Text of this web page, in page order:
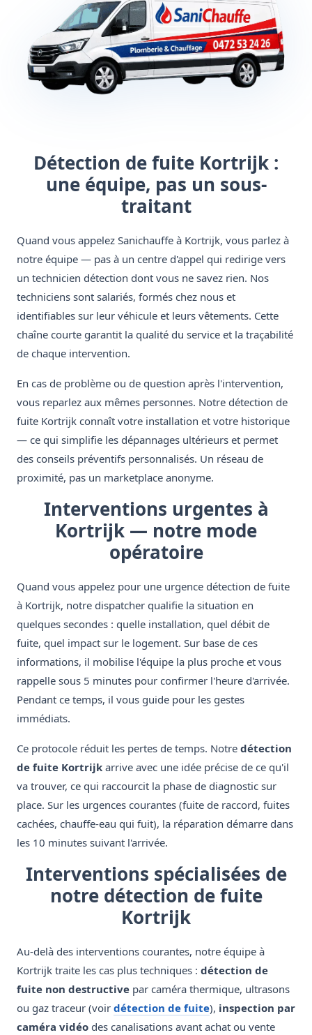
Détection de fuite Kortrijk :
une équipe, pas un sous-
traitant
Quand vous appelez Sanichauffe à Kortrijk, vous parlez à
notre équipe — pas à un centre d'appel qui redirige vers
un technicien détection dont vous ne savez rien. Nos
techniciens sont salariés, formés chez nous et
identifiables sur leur véhicule et leurs vêtements. Cette
chaîne courte garantit la qualité du service et la traçabilité
de chaque intervention.
En cas de problème ou de question après l'intervention,
vous reparlez aux mêmes personnes. Notre détection de
fuite Kortrijk connaît votre installation et votre historique
— ce qui simplifie les dépannages ultérieurs et permet
des conseils préventifs personnalisés. Un réseau de
proximité, pas un marketplace anonyme.
Interventions urgentes à
Kortrijk — notre mode
opératoire
Quand vous appelez pour une urgence détection de fuite
à Kortrijk, notre dispatcher qualifie la situation en
quelques secondes : quelle installation, quel débit de
fuite, quel impact sur le logement. Sur base de ces
informations, il mobilise l'équipe la plus proche et vous
rappelle sous 5 minutes pour confirmer l'heure d'arrivée.
Pendant ce temps, il vous guide pour les gestes
immédiats.
Ce protocole réduit les pertes de temps. Notre détection
de fuite Kortrijk arrive avec une idée précise de ce qu'il
va trouver, ce qui raccourcit la phase de diagnostic sur
place. Sur les urgences courantes (fuite de raccord, fuites
cachées, chauffe-eau qui fuit), la réparation démarre dans
les 10 minutes suivant l'arrivée.
Interventions spécialisées de
notre détection de fuite
Kortrijk
Au-delà des interventions courantes, notre équipe à
Kortrijk traite les cas plus techniques : détection de
fuite non destructive par caméra thermique, ultrasons
ou gaz traceur (voir détection de fuite), inspection par
caméra vidéo des canalisations avant achat ou vente